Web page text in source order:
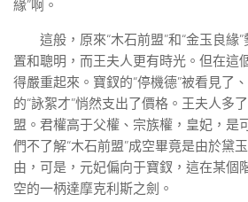
緣”啊。
這般，原來“木石前盟”和“金玉良緣
置和聰明，而王夫人更有時光。但在這
得嚴重起來。寶釵的“停機德”被看見了
的“詠絮才”悄然支出了價格。王夫人多
盟。君權高于父權、宗族權，皇妃，是
們不了解“木石前盟”成空畢竟是由於黛
由，可是，元妃偏向于寶釵，這在某個
空的一柄達摩克利斯之劍。